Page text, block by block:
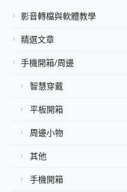
影音轉檔與軟體教學
精選文章
手機開箱/周邊
智慧穿戴
平板開箱
周邊小物
其他
手機開箱